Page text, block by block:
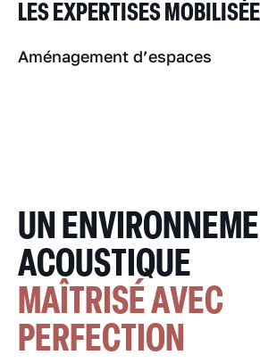
LES EXPERTISES
Aménagement d’espaces
UN
ACOUSTIQUE
MAÎTRISÉ AVEC
PERFECTION